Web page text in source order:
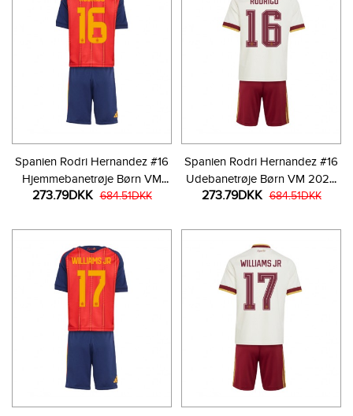
Spanien Rodri Hernandez #16
Hjemmebanetrøje Børn VM
2026 Kortærmet (+ Korte
273.79DKK 684.51DKK
Spanien Rodri Hernandez #16
Udebanetrøje Børn VM 2026
Kortærmet (+ Korte bukser)
273.79DKK 684.51DKK